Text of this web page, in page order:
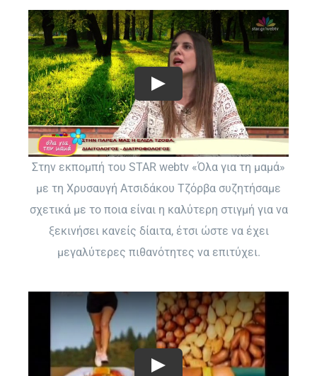
Στην εκπομπή του STAR webtv «Όλα για τη μαμά»
με τη Χρυσαυγή Ατσιδάκου Τζόρβα συζητήσαμε
σχετικά με το ποια είναι η καλύτερη στιγμή για να
ξεκινήσει κανείς δίαιτα, έτσι ώστε να έχει
μεγαλύτερες πιθανότητες να επιτύχει.